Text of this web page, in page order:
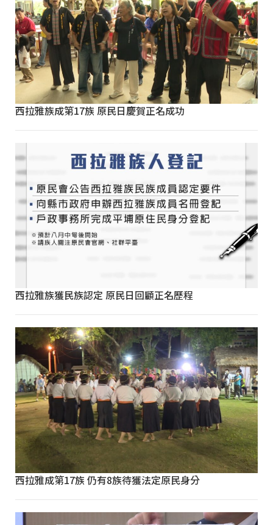
西拉雅族成第17族 原民日慶賀正名成功
西拉雅族獲民族認定 原民日回顧正名歷程
西拉雅成第17族 仍有8族待獲法定原民身分